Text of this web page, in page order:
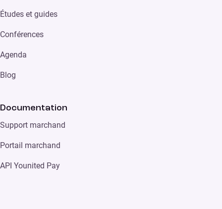
Études et guides
Conférences
Agenda
Blog
Documentation
Support marchand
Portail marchand
API Younited Pay